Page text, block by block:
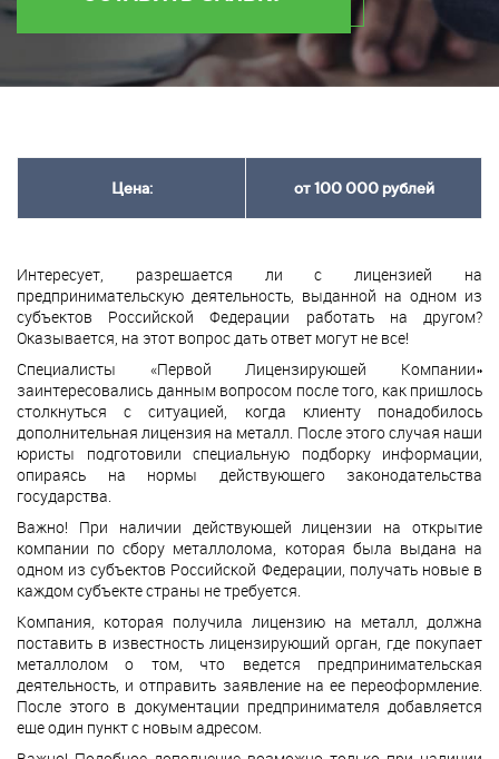
Цена: от 100 000 рублей
Интересует, разрешается ли с лицензией на
предпринимательскую деятельность, выданной на одном из
субъектов Российской Федерации работать на другом?
Оказывается, на этот вопрос дать ответ могут не все!
Специалисты «Первой Лицензирующей Компании»
заинтересовались данным вопросом после того, как пришлось
столкнуться с ситуацией, когда клиенту понадобилось
дополнительная лицензия на металл. После этого случая наши
юристы подготовили специальную подборку информации,
опираясь на нормы действующего законодательства
государства.
Важно! При наличии действующей лицензии на открытие
компании по сбору металлолома, которая была выдана на
одном из субъектов Российской Федерации, получать новые в
каждом субъекте страны не требуется.
Компания, которая получила лицензию на металл, должна
поставить в известность лицензирующий орган, где покупает
металлолом о том, что ведется предпринимательская
деятельность, и отправить заявление на ее переоформление.
После этого в документации предпринимателя добавляется
еще один пункт с новым адресом.